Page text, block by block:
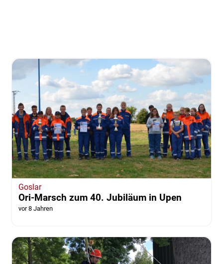
Goslar
Ori-Marsch zum 40. Jubiläum in Upen
vor 8 Jahren